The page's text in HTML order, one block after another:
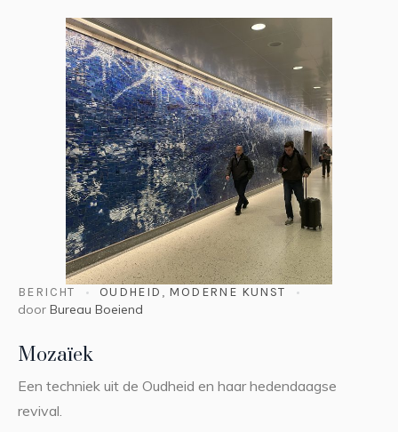
BERICHT OUDHEID , MODERNE KUNST
door Bureau Boeiend
Mozaïek
Een techniek uit de Oudheid en haar hedendaagse
revival.